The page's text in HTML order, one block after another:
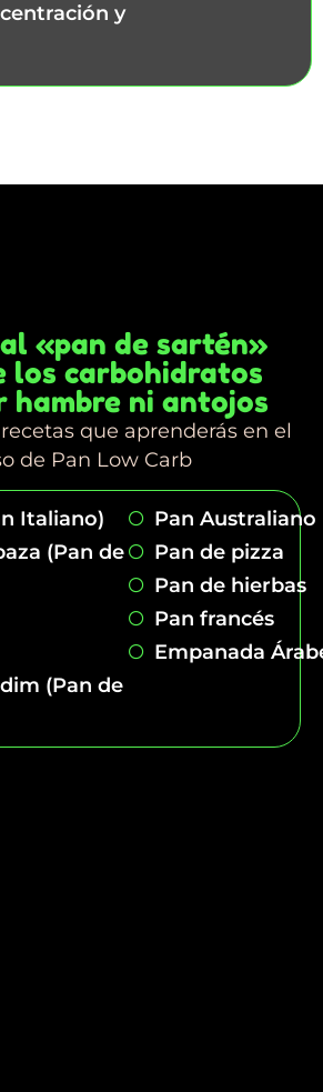
y
«pan de sartén»
los carbohidratos
hambre ni antojos
que aprenderás en el
de Pan Low Carb
Italiano)
(Pan de
(Pan de
Pan Australiano
Pan de pizza
Pan de hierbas
Pan francés
Empanada